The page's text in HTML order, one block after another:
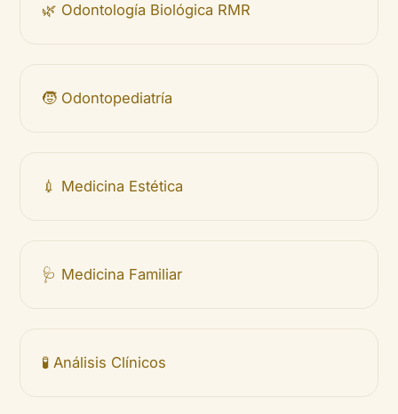
🌿 Odontología Biológica RMR
🧒 Odontopediatría
💉 Medicina Estética
🩺 Medicina Familiar
🧪 Análisis Clínicos